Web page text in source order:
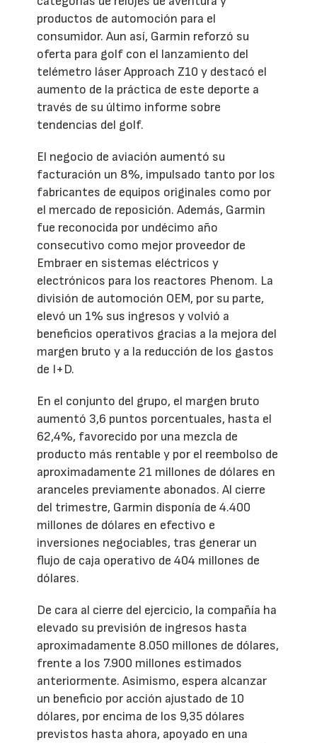
productos de automoción para el
consumidor. Aun así, Garmin reforzó su
oferta para golf con el lanzamiento del
telémetro láser Approach Z10 y destacó el
aumento de la práctica de este deporte a
través de su último informe sobre
tendencias del golf.
El negocio de aviación aumentó su
facturación un 8%, impulsado tanto por los
fabricantes de equipos originales como por
el mercado de reposición. Además, Garmin
fue reconocida por undécimo año
consecutivo como mejor proveedor de
Embraer en sistemas eléctricos y
electrónicos para los reactores Phenom. La
división de automoción OEM, por su parte,
elevó un 1% sus ingresos y volvió a
beneficios operativos gracias a la mejora del
margen bruto y a la reducción de los gastos
de I+D.
En el conjunto del grupo, el margen bruto
aumentó 3,6 puntos porcentuales, hasta el
62,4%, favorecido por una mezcla de
producto más rentable y por el reembolso de
aproximadamente 21 millones de dólares en
aranceles previamente abonados. Al cierre
del trimestre, Garmin disponía de 4.400
millones de dólares en efectivo e
inversiones negociables, tras generar un
flujo de caja operativo de 404 millones de
dólares.
De cara al cierre del ejercicio, la compañía ha
elevado su previsión de ingresos hasta
aproximadamente 8.050 millones de dólares,
frente a los 7.900 millones estimados
anteriormente. Asimismo, espera alcanzar
un beneficio por acción ajustado de 10
dólares, por encima de los 9,35 dólares
previstos hasta ahora, apoyado en una